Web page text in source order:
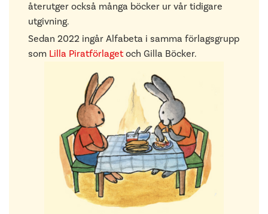
återutger också många böcker ur vår tidigare
utgivning.
Sedan 2022 ingår Alfabeta i samma förlagsgrupp
som Lilla Piratförlagetoch Gilla Böcker.